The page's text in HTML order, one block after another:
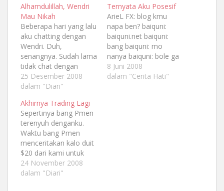
Alhamdulillah, Wendri
Mau Nikah
Beberapa hari yang lalu
aku chatting dengan
Wendri. Duh,
senangnya. Sudah lama
tidak chat dengan
Wendri, temanku.
Ternyata lama tidak
memberikan kejutan:
DIA MAU NIKAH!!!
Berikut ini petikan chat
kami: Wendri: :) Baiquni:
assalamu’alaikum wen
Wendri:
wa’alaikumsalam ben….
Baiquni: apa kabar wen
25 Desember 2008
dalam "Diari"
Ternyata Aku Posesif
ArieL FX: blog kmu
napa ben? baiquni:
baiquni.net baiquni:
bang baiquni: mo
nanya baiquni: bole ga
ArieL FX: iiah ArieL FX:
apa itu? baiquni:
8 Juni 2008
dalam "Cerita Hati"
Akhirnya Trading Lagi
Sepertinya bang Pmen
terenyuh denganku.
Waktu bang Pmen
menceritakan kalo duit
$20 dari kami untuk
membayar hosting
digunakannya untuk
24 November 2008
dalam "Diari"